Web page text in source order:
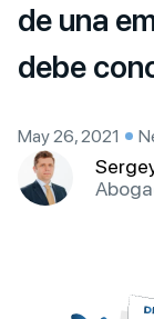
de una
debe
May 26, 2021